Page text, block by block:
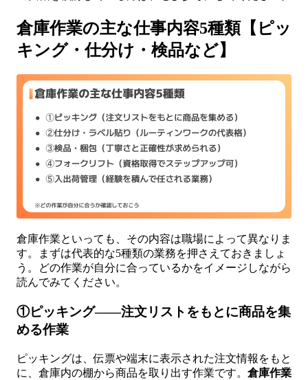
倉庫作業の主な仕事内容5種類【ピッ
キング・仕分け・検品など】
倉庫作業といっても、その内容は職場によって異なりま
す。まずは代表的な5種類の業務を押さえておきましょ
う。どの作業が自分に合っているかをイメージしながら
読んでみてください。
①ピッキング——注文リストをもとに商品を集
める作業
ピッキングは、伝票や端末に表示された注文情報をもと
に、倉庫内の棚から商品を取り出す作業です。 倉庫作業